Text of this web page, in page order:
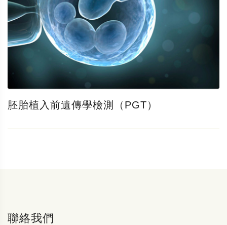
胚胎植入前遺傳學檢測（PGT）
聯絡我們